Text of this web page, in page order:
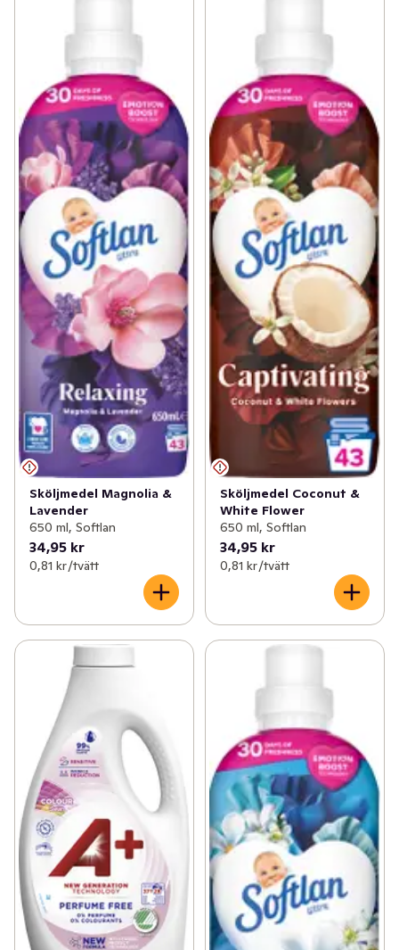
Sköljmedel Magnolia &
Lavender
650 ml, Softlan
34,95 kr
0,81 kr /tvätt
Sköljmedel Coconut &
White Flower
650 ml, Softlan
34,95 kr
0,81 kr /tvätt